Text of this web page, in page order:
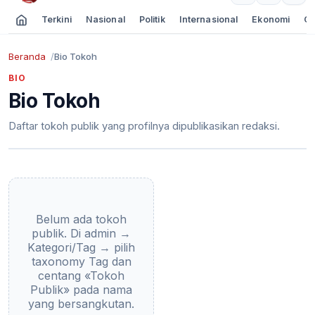
Terkini Nasional Politik Internasional Ekonomi
Beranda Bio Tokoh
BIO
Bio Tokoh
Daftar tokoh publik yang profilnya dipublikasikan redaksi.
Belum ada tokoh
publik. Di admin →
Kategori/Tag → pilih
taxonomy Tag dan
centang «Tokoh
Publik» pada nama
yang bersangkutan.